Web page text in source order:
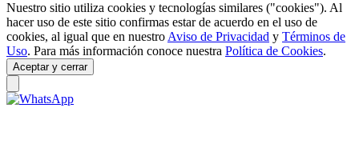
Nuestro sitio utiliza cookies y tecnologías similares ("cookies"). Al
hacer uso de este sitio confirmas estar de acuerdo en el uso de
cookies, al igual que en nuestroAviso de Privacidad y Términos de
Uso. Para más información conoce nuestra Política de Cookies.
Aceptar y cerrar